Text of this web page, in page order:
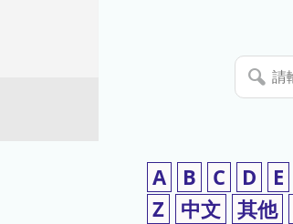
使
用
請
輸
索
詞
A B C D E
Z
中文 其他